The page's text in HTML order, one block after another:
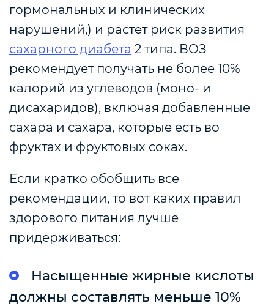
гормональных и клинических
нарушений,) и растет риск развития
сахарного диабета 2 типа. ВОЗ
рекомендует получать не более 10%
калорий из углеводов (моно- и
дисахаридов), включая добавленные
сахара и сахара, которые есть во
фруктах и фруктовых соках.
Если кратко обобщить все
рекомендации, то вот каких правил
здорового питания лучше
придерживаться:
Насыщенные жирные кислоты
должны составлять меньше 10%